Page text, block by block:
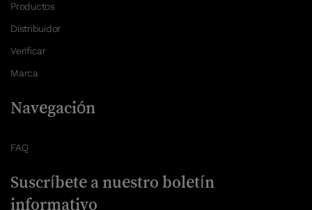
Productos
Distribuidor
Verificar
Marca
Navegación
FAQ
Suscríbete a nuestro boletín
informativo